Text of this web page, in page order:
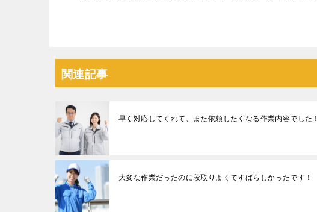
関連記事
早く対応してくれて、また依頼したくなる作業内容でした！
大変な作業だったのに段取りよくてすばらしかったです！